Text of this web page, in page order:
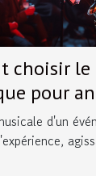
choisir
pour
d'un